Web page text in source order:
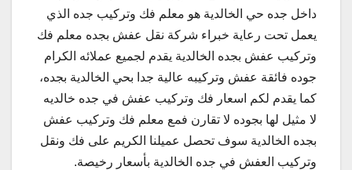
داخل جده حي الخالدية هو معلم فك وتركيب جده الذي
يعمل تحت رعاية خبراء شركة نقل عفش بجده معلم فك
وتركيب عفش بجده الخالدية يقدم لجميع عملائه الكرام
جوده فائقة عفش وتركيبه عالية جدا بحي الخالدية بجده،
كما يقدم لكم اسعار فك وتركيب عفش في جده خالديه
لا مثيل لها بجوده لا تقارن فمع معلم فك وتركيب عفش
بجده الخالدية سوف تحصل عميلنا الكريم على فك ونقل
وتركيب العفش في جده الخالدية بأسعار رخيصة.